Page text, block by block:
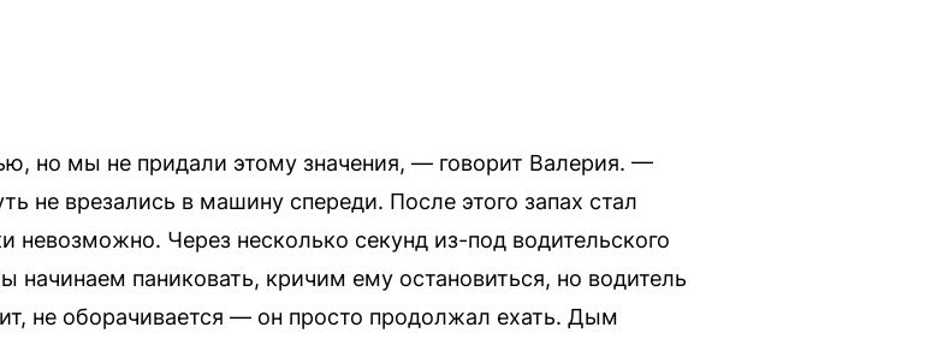
но мы не придали этому значения, — говорит Валерия. —
не врезались в машину спереди. После этого запах стал
Через несколько секунд из-под водительского
паниковать, кричим ему остановиться, но водитель
не оборачивается — он просто продолжал ехать. Дым